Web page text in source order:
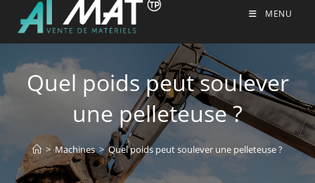
MENU
Quel poids peut soulever
une pelleteuse ?
> Machines > Quel poids peut soulever une pelleteuse ?